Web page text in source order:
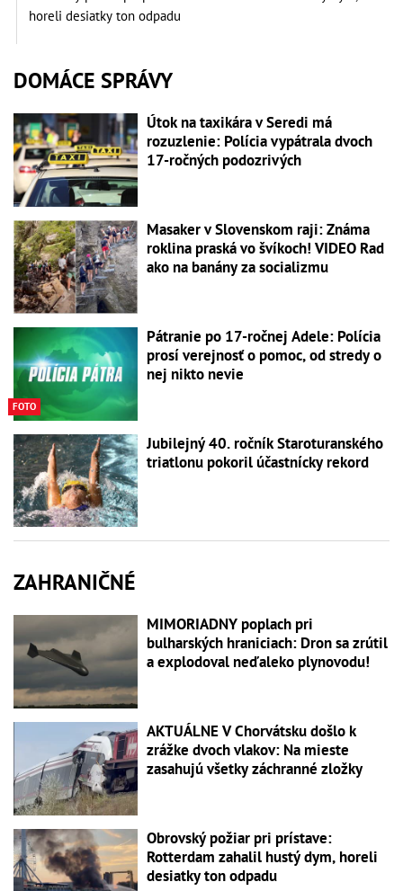
horeli desiatky ton odpadu
DOMÁCE SPRÁVY
Útok na taxikára v Seredi má
rozuzlenie: Polícia vypátrala dvoch
17-ročných podozrivých
Masaker v Slovenskom raji: Známa
roklina praská vo švíkoch! VIDEO Rad
ako na banány za socializmu
FOTO
Pátranie po 17-ročnej Adele: Polícia
prosí verejnosť o pomoc, od stredy o
nej nikto nevie
Jubilejný 40. ročník Staroturanského
triatlonu pokoril účastnícky rekord
ZAHRANIČNÉ
MIMORIADNY poplach pri
bulharských hraniciach: Dron sa zrútil
a explodoval neďaleko plynovodu!
AKTUÁLNE V Chorvátsku došlo k
zrážke dvoch vlakov: Na mieste
zasahujú všetky záchranné zložky
Obrovský požiar pri prístave:
Rotterdam zahalil hustý dym, horeli
desiatky ton odpadu